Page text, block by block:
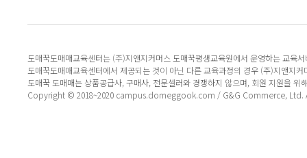
도매꾹도매매교육센터는 (주)지앤지커머스 도매꾹평생교육원에서 운영하는 교육
도매꾹도매매교육센터에서 제공되는 것이 아닌 다른 교육과정의 경우 (주)지앤지
도매꾹 도매매는 상품공급사, 구매사, 전문셀러와 경쟁하지 않으며, 회원 지원을 위
Copyright © 2018~2020 campus.domeggook.com / G&G Commerce, Ltd.